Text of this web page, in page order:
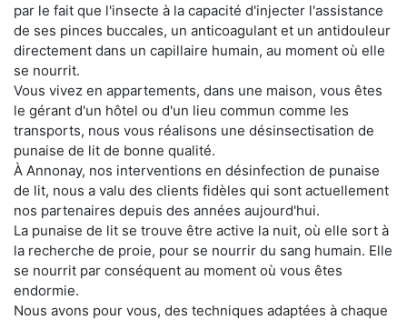
par le fait que l'insecte à la capacité d'injecter l'assistance
de ses pinces buccales, un anticoagulant et un antidouleur
directement dans un capillaire humain, au moment où elle
se nourrit.
Vous vivez en appartements, dans une maison, vous êtes
le gérant d'un hôtel ou d'un lieu commun comme les
transports, nous vous réalisons une désinsectisation de
punaise de lit de bonne qualité.
À Annonay, nos interventions en désinfection de punaise
de lit, nous a valu des clients fidèles qui sont actuellement
nos partenaires depuis des années aujourd'hui.
La punaise de lit se trouve être active la nuit, où elle sort à
la recherche de proie, pour se nourrir du sang humain. Elle
se nourrit par conséquent au moment où vous êtes
endormie.
Nous avons pour vous, des techniques adaptées à chaque